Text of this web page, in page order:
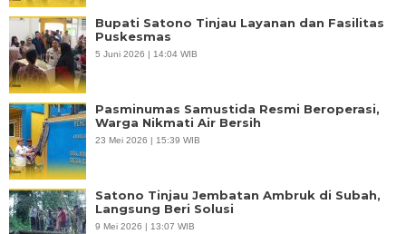
Bupati Satono Tinjau Layanan dan Fasilitas
Puskesmas
5 Juni 2026 | 14:04 WIB
Pasminumas Samustida Resmi Beroperasi,
Warga Nikmati Air Bersih
23 Mei 2026 | 15:39 WIB
Satono Tinjau Jembatan Ambruk di Subah,
Langsung Beri Solusi
9 Mei 2026 | 13:07 WIB